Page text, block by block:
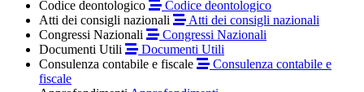
Codice deontologico
Codice deontologico
Atti dei consigli nazionali
Atti dei consigli nazionali
Congressi Nazionali
Congressi Nazionali
Documenti Utili
Documenti Utili
Consulenza contabile e fiscale
Consulenza contabile e
fiscale